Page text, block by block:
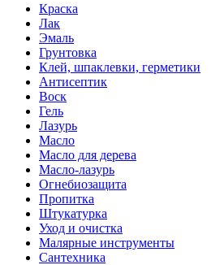
Краска
Лак
Эмаль
Грунтовка
Клей, шпаклевки, герметики
Антисептик
Воск
Гель
Лазурь
Масло
Масло для дерева
Масло-лазурь
Огнебиозащита
Пропитка
Штукатурка
Уход и очистка
Малярные инструменты
Сантехника